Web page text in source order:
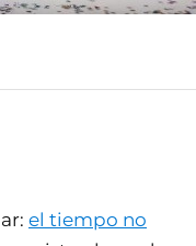
el tiempo no